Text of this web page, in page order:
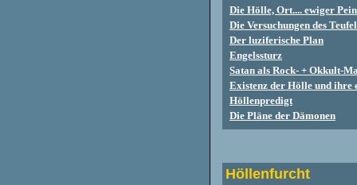
Die Hölle, Ort.... ewiger Pein
Die Versuchungen des
Der luziferische Plan
Engelssturz
Satan als Rock- + Okkult-
Existenz der Hölle und ihre
Höllenpredigt
Die Pläne der Dämonen
Höllenfurcht